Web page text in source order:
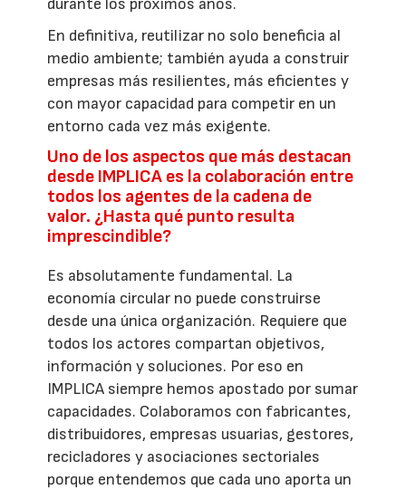
En definitiva, reutilizar no solo beneficia al
medio ambiente; también ayuda a construir
empresas más resilientes, más eficientes y
con mayor capacidad para competir en un
entorno cada vez más exigente.
Uno de los aspectos que más destacan
desde IMPLICA es la colaboración entre
todos los agentes de la cadena de
valor. ¿Hasta qué punto resulta
imprescindible?
Es absolutamente fundamental. La
economía circular no puede construirse
desde una única organización. Requiere que
todos los actores compartan objetivos,
información y soluciones. Por eso en
IMPLICA siempre hemos apostado por sumar
capacidades. Colaboramos con fabricantes,
distribuidores, empresas usuarias, gestores,
recicladores y asociaciones sectoriales
porque entendemos que cada uno aporta un